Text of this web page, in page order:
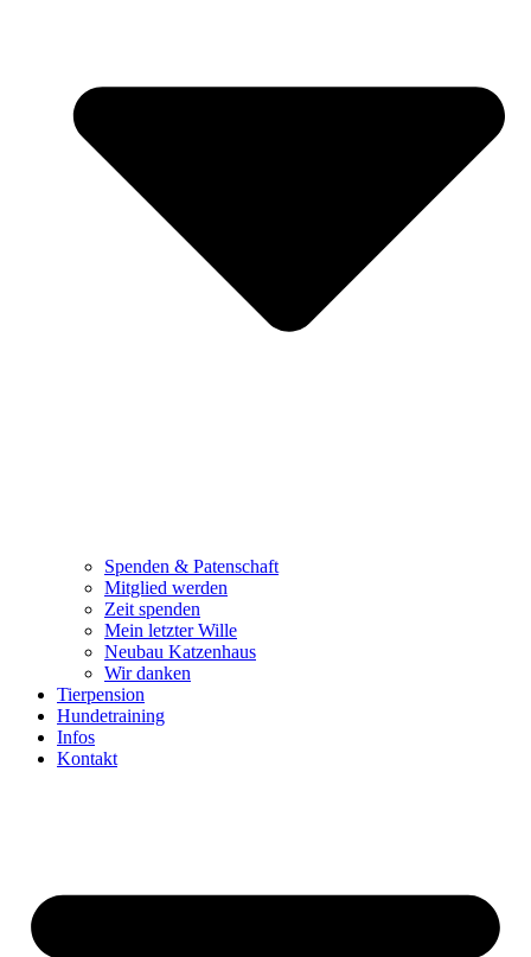
Spenden & Patenschaft
Mitglied werden
Zeit spenden
Mein letzter Wille
Neubau Katzenhaus
Wir danken
Tierpension
Hundetraining
Infos
Kontakt